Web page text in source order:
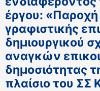
έργου:
γραφιστικής
δημιουργικού
αναγκών
δημοσιότητας
πλαίσιο του